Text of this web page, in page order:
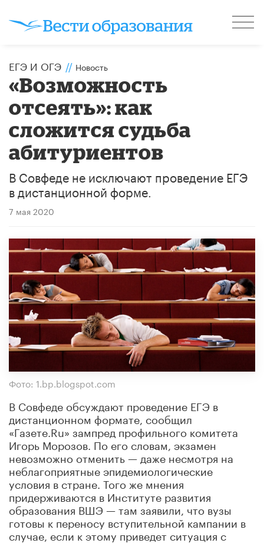
ЕГЭ И ОГЭ // Новость
«Возможность
отсеять»: как
сложится судьба
абитуриентов
В Совфеде не исключают проведение ЕГЭ
в дистанционной форме.
7 мая 2020
Фото: 1.bp.blogspot.com
В Совфеде обсуждают проведение ЕГЭ в
дистанционном формате, сообщил
«Газете.Ru» зампред профильного комитета
Игорь Морозов. По его словам, экзамен
невозможно отменить — даже несмотря на
неблагоприятные эпидемиологические
условия в стране. Того же мнения
придерживаются в Институте развития
образования ВШЭ — там заявили, что вузы
готовы к переносу вступительной кампании в
случае, если к этому приведет ситуация с